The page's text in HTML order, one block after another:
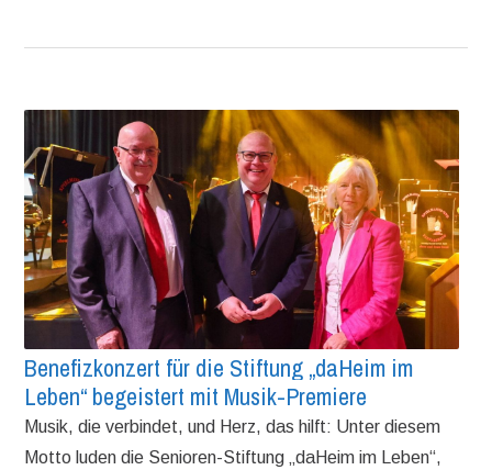
Benefizkonzert für die Stiftung „daHeim im
Leben“ begeistert mit Musik-Premiere
Musik, die verbindet, und Herz, das hilft: Unter diesem
Motto luden die Senioren-Stiftung „daHeim im Leben“,